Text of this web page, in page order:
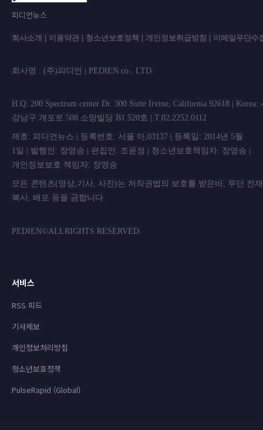
피디언뉴스
회사소개 이용약관 청소년보호정책 개인정보취급방침 이메일무단수
회사명 : (주)피디언 | PEDIEN co.,
H.Q: 200 Spectrum center Dr. 300 Suite Irvine, California 92618 | Korea:
강남구 개포로 508 소망빌딩 B1 520호 | T.02.2252.0112
제호: 피디언뉴스 | 등록번호: 서울 아,03137 | 등록일: 2014년 5월
1일 | 발행인: 장영승 | 편집인: 조윤정 | 청소년보호책임자: 장영승 |
개인정보보호 책임자: 장영승
모든 콘텐츠(영상,기사, 사진)는 저작권법의 보호를 받은바, 무단 전
복사, 배포 등을 금합니
PEDIEN©ALLRIGHTS RESERVED.
서비스
RSS 피드
기사제보
개인정보처리방침
청소년보호정책
PulseRapid (Global)